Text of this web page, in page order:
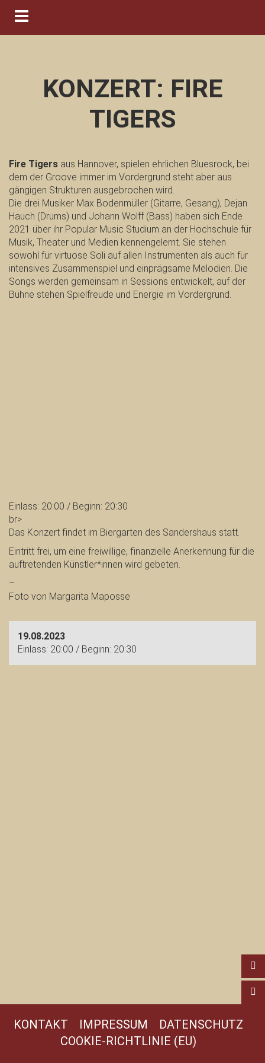
Navigation ein-/ausblenden
KONZERT: FIRE
TIGERS
Fire Tigers aus Hannover, spielen ehrlichen Bluesrock, bei
dem der Groove immer im Vordergrund steht aber aus
gängigen Strukturen ausgebrochen wird.
Die drei Musiker Max Bodenmüller (Gitarre, Gesang), Dejan
Hauch (Drums) und Johann Wolff (Bass) haben sich Ende
2021 über ihr Popular Music Studium an der Hochschule für
Musik, Theater und Medien kennengelernt. Sie stehen
sowohl für virtuose Soli auf allen Instrumenten als auch für
intensives Zusammenspiel und einprägsame Melodien. Die
Songs werden gemeinsam in Sessions entwickelt, auf der
Bühne stehen Spielfreude und Energie im Vordergrund.
Einlass: 20:00 / Beginn: 20:30
br>
Das Konzert findet im Biergarten des Sandershaus statt.
Eintritt frei, um eine freiwillige, finanzielle Anerkennung für die
auftretenden Künstler*innen wird gebeten.
–
Foto von Margarita Maposse
19.08.2023
Einlass: 20:00 / Beginn: 20:30
KONTAKT IMPRESSUM
DATENSCHUTZ
COOKIE-RICHTLINIE (EU)